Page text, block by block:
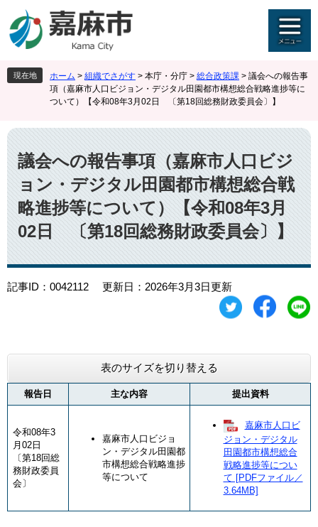
ジ
先
頭
ュ
を
飛
本
文
へ
現在地 ホーム > 組織でさがす > 本庁・分庁 > 総合政策課 > 議会への報告事
項（嘉麻市人口ビジョン・デジタル田園都市構想総合戦略進捗等に
ついて）【令和08年3月02日 〔第18回総務財政委員会〕】
本
文
議会への報告事項（嘉麻市人口ビジ
ョン・デジタル田園都市構想総合戦
略進捗等について）【令和08年3月
02日 〔第18回総務財政委員会〕】
記事ID：0042112 更新日：2026年3月3日更新
表のサイズを切り替える
報告日 主な内容 提出資料
令和08年3
月02日
〔第18回総
務財政委員
会〕
​​嘉麻市人口ビジョ
ン・デジタル田園都
市構想総合戦略進捗
等について
嘉麻市人口ビ
ジョン・デジタル
田園都市構想総合
戦略進捗等につい
て [PDFファイル／
3.64MB]